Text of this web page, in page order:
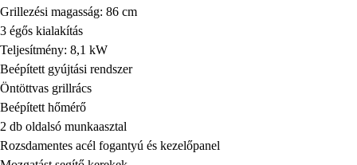
Grillezési magasság: 86 cm
3 égős kialakítás
Teljesítmény: 8,1 kW
Beépített gyújtási rendszer
Öntöttvas grillrács
Beépített hőmérő
2 db oldalsó munkaasztal
Rozsdamentes acél fogantyú és kezelőpanel